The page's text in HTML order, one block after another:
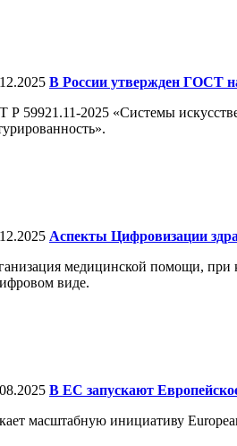
В России утвержден ГОСТ
59921.11-2025 «Системы
Аспекты Цифровизации
медицинской помощи, при
виде.
В ЕС запускают
масштабную инициативу